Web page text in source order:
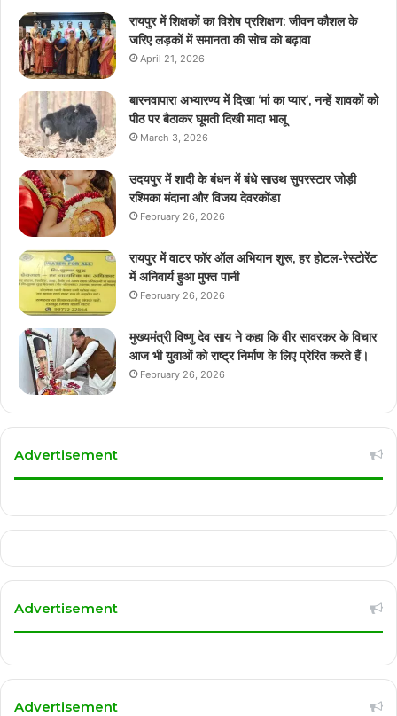
रायपुर में शिक्षकों का विशेष प्रशिक्षण: जीवन कौशल के
जरिए लड़कों में समानता की सोच को बढ़ावा
April 21, 2026
बारनवापारा अभ्यारण्य में दिखा ‘मां का प्यार’, नन्हें शावकों को
पीठ पर बैठाकर घूमती दिखी मादा भालू
March 3, 2026
उदयपुर में शादी के बंधन में बंधे साउथ सुपरस्टार जोड़ी
रश्मिका मंदाना और विजय देवरकोंडा
February 26, 2026
रायपुर में वाटर फॉर ऑल अभियान शुरू, हर होटल-रेस्टोरेंट
में अनिवार्य हुआ मुफ्त पानी
February 26, 2026
मुख्यमंत्री विष्णु देव साय ने कहा कि वीर सावरकर के विचार
आज भी युवाओं को राष्ट्र निर्माण के लिए प्रेरित करते हैं।
February 26, 2026
Advertisement
Advertisement
Advertisement